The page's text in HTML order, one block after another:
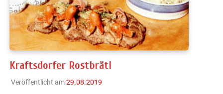
Kraftsdorfer Rostbrätl
Veröffentlicht am29.08.2019